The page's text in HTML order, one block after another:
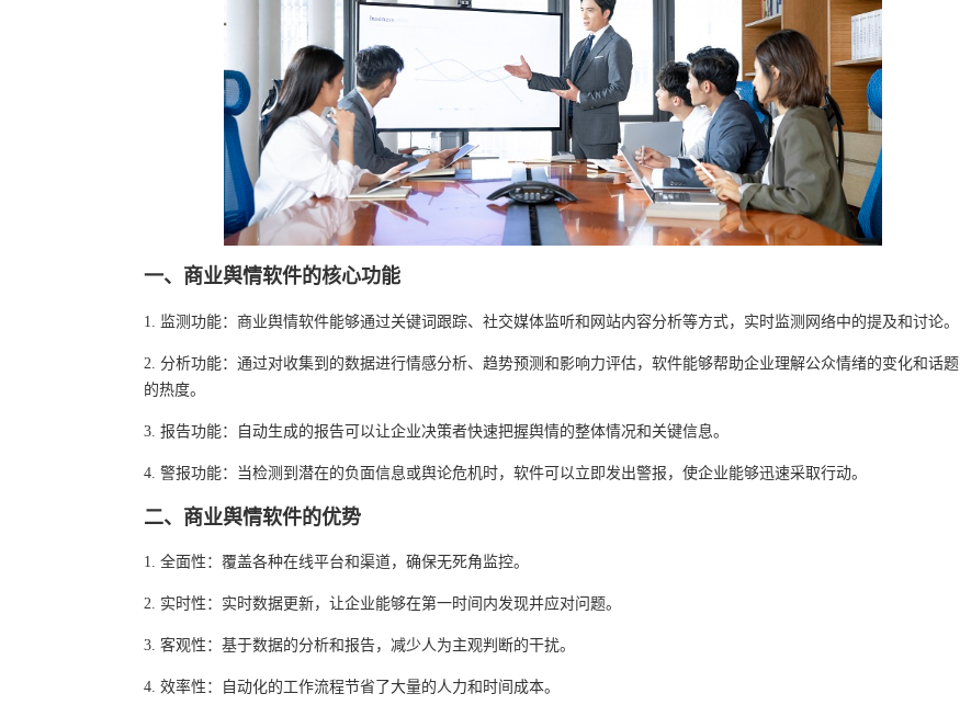
一、商业舆情软件的核心功能
1. 监测功能：商业舆情软件能够通过关键词跟踪、社交媒体监听和网站内容分析等方式，实时监测网络中的提及和讨论。
2. 分析功能：通过对收集到的数据进行情感分析、趋势预测和影响力评估，软件能够帮助企业理解公众情绪的变化和话题
的热度。
3. 报告功能：自动生成的报告可以让企业决策者快速把握舆情的整体情况和关键信息。
4. 警报功能：当检测到潜在的负面信息或舆论危机时，软件可以立即发出警报，使企业能够迅速采取行动。
二、商业舆情软件的优势
1. 全面性：覆盖各种在线平台和渠道，确保无死角监控。
2. 实时性：实时数据更新，让企业能够在第一时间内发现并应对问题。
3. 客观性：基于数据的分析和报告，减少人为主观判断的干扰。
4. 效率性：自动化的工作流程节省了大量的人力和时间成本。